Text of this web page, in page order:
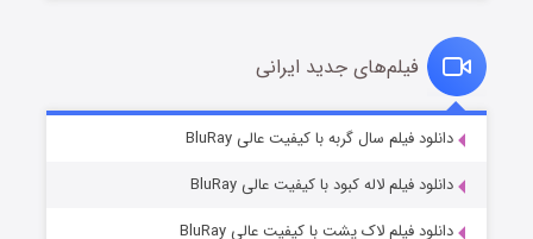
قسمت7 (زیرنویس) منتشر شد
فیلم‌های جدید ایرانی
دانلود فیلم سال گربه با کیفیت عالی BluRay
دانلود فیلم لاله کبود با کیفیت عالی BluRay
دانلود فیلم لاک پشت با کیفیت عالی BluRay